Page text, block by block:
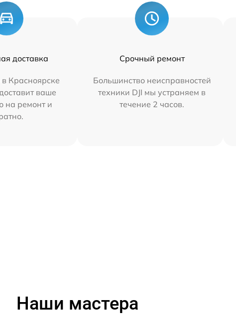
доставка
Красноярске
ваше
на ремонт и
Срочный ремонт
Большинство неисправностей
техники DJI мы устраняем в
течение 2 часов.
Наши мастера